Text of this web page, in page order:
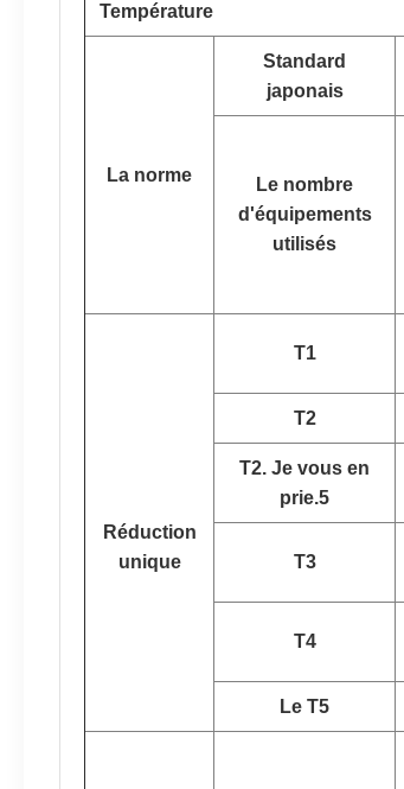
Température
La norme
Standard
japonais
Le nombre
d'équipements
utilisés
Réduction
unique
T1
T2
T2. Je vous en
prie.5
T3
T4
Le T5